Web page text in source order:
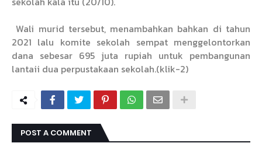
Wali murid tersebut, menambahkan bahkan di tahun
2021 lalu komite sekolah sempat menggelontorkan
dana sebesar 695 juta rupiah untuk pembangunan
lantaii dua perpustakaan sekolah.(klik-2)
POST A COMMENT